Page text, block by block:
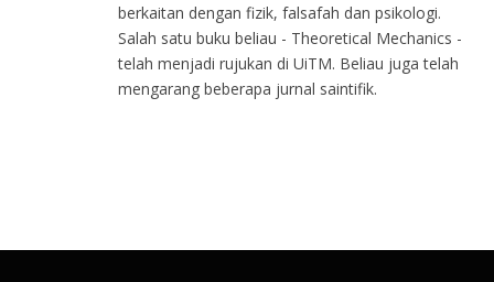
berkaitan dengan fizik, falsafah dan psikologi.
Salah satu buku beliau - Theoretical Mechanics -
telah menjadi rujukan di UiTM. Beliau juga telah
mengarang beberapa jurnal saintifik.